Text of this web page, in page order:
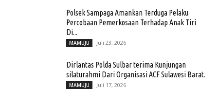
Polsek Sampaga Amankan Terduga Pelaku
Percobaan Pemerkosaan Terhadap Anak Tiri
Di...
MAMUJU Juli 23, 2026
Dirlantas Polda Sulbar terima Kunjungan
silaturahmi Dari Organisasi ACF Sulawesi Barat.
MAMUJU Juli 17, 2026